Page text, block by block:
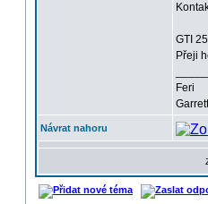
GTI
Přeji
Feri
Návrat nahoru